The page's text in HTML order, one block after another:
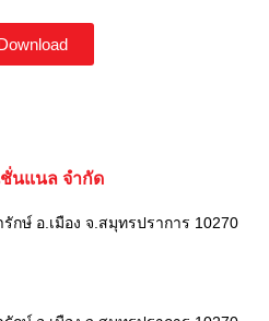
ชั่นแนล จำกัด
กษ์ อ.เมือง จ.สมุทรปราการ 10270